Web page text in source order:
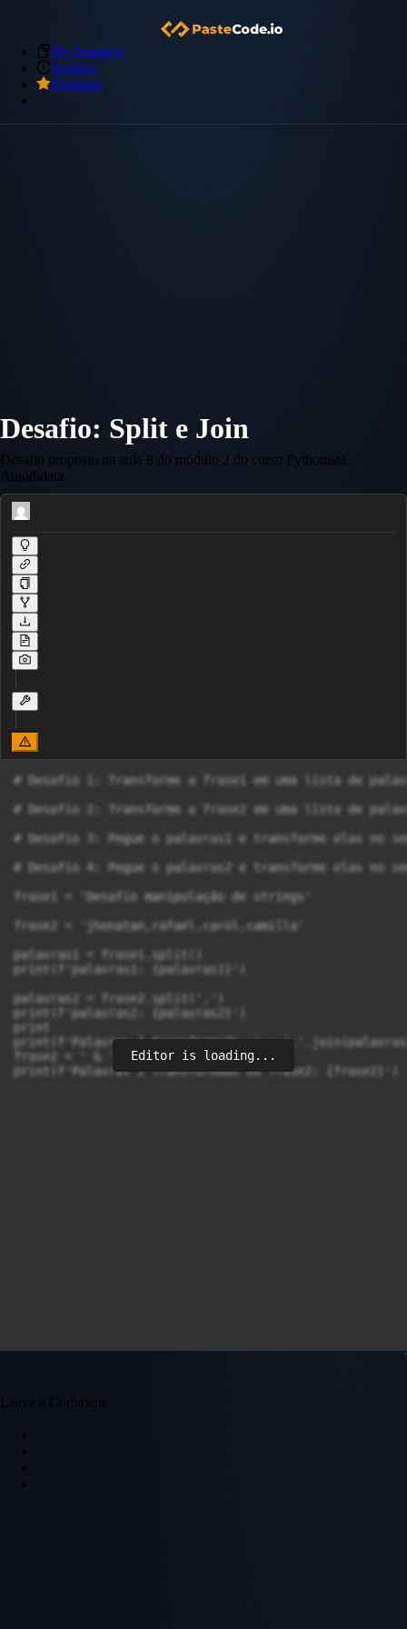
My Snippets
Archive
Premium
Desafio: Split e Join
Desafio proposto na aula 8 do módulo 2 do curso Pythonista
Autodidata.
# ​Desafio 1: Transforme a frase1 em uma lista de
# Desafio 2: Transforme a frase2 em uma lista de
# Desafio 3: Pegue o palavras1 e transforme elas no
# Desafio 4: Pegue o palavras2 e transforme elas
frase1 = 'Desafio manipulação de strings'
frase2 = 'jhonatan,rafael,carol,camilla'
palavras1 = frase1.split()
print(f'palavras1: {palavras1}')
palavras2 = frase2.split(',')
print(f'palavras2: {palavras2}')
print
print(f'Palavras 1 transformado: ' +
frase2 = ' & '.join(palavras2)
Editor is loading...